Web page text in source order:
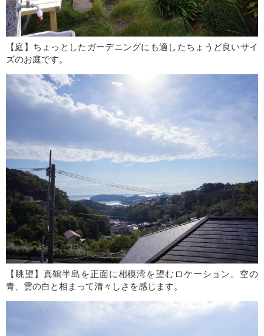
【庭】ちょっとしたガーデニングにも適したちょうど良いサイ
ズのお庭です。
【眺望】真鶴半島を正面に相模湾を望むロケーション。空の
青、雲の白と相まって清々しさを感じます。